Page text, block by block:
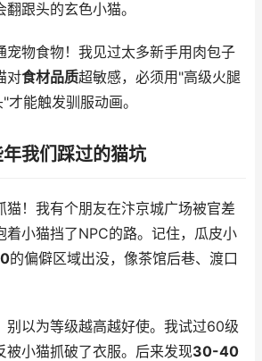
跟头的玄色小猫。
宠物食物！我见过太多新手用肉包子
对食材品质超敏感，必须用"高级火腿
能触发驯服动画。
我们踩过的猫坑
猫！我有个朋友在汴京城广场被官差
着小猫挡了NPC的路。记住，瓜皮小
的偏僻区域出没，像茶馆后巷、渡口
别以为等级越高越好使。我试过60级
被小猫抓破了衣服。后来发现30-40